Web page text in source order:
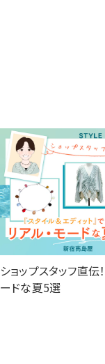
ショップスタッフ直伝
ードな夏5選